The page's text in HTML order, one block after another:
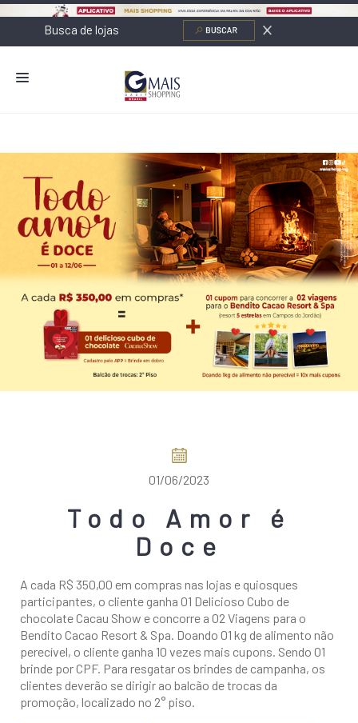
ALIMENTAÇÃO
CONTATO
NOVOS NEGÓCIOS
SERVIÇOS
SHOPPINGS DA GAZIT
01/06/2023
Todo Amor é
Doce
A cada R$ 350,00 em compras nas lojas e quiosques
participantes, o cliente ganha 01 Delicioso Cubo de
chocolate Cacau Show e concorre a 02 Viagens para o
Bendito Cacao Resort & Spa. Doando 01 kg de alimento não
perecível, o cliente ganha 10 vezes mais cupons. Sendo 01
brinde por CPF. Para resgatar os brindes de campanha, os
clientes deverão se dirigir ao balcão de trocas da
promoção, localizado no 2° piso.